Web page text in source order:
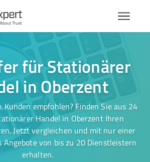
für Stationärer
in Oberzent
empfohlen? Finden Sie aus 24
Handel in Oberzent Ihren
Jetzt vergleichen und mit nur einer
Angebote von bis zu 20 Dienstleistern
erhalten.